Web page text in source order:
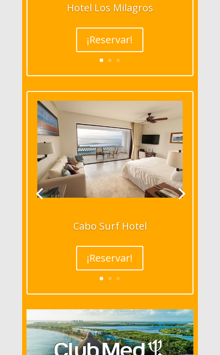
Hotel Los Milagros
¡Reservar!
Cabo Surf Hotel
¡Reservar!